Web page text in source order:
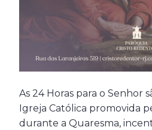
As 24 Horas para o Senhor
Igreja Católica promovida
durante a Quaresma,